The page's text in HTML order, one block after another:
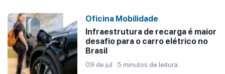
Oficina Mobilidade
Infraestrutura de recarga é maior
desafio para o carro elétrico no
Brasil
09 de jul · 5 minutos de leitura.